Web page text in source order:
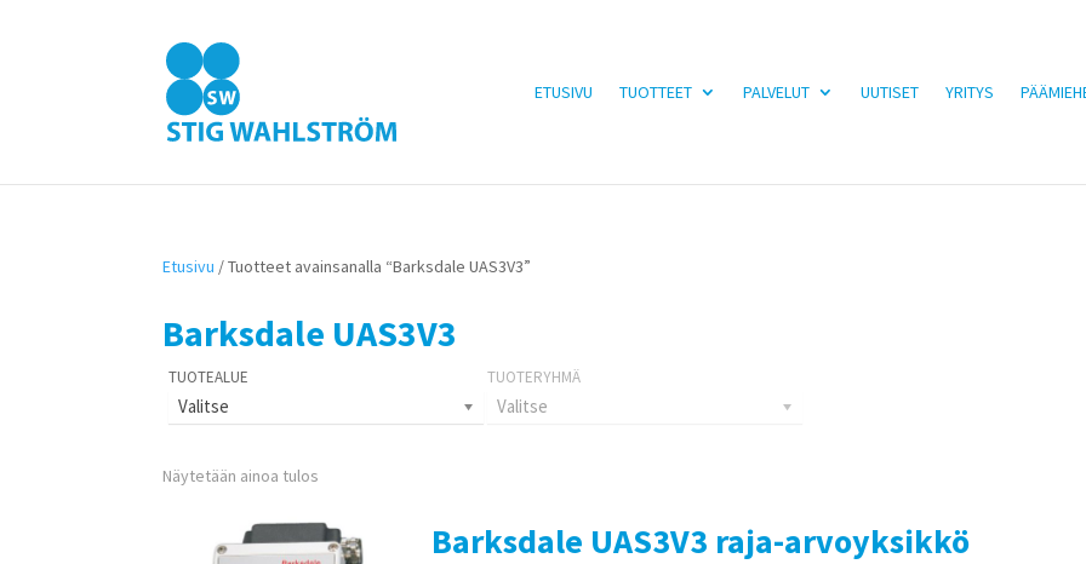
ETUSIVU TUOTTEET PALVELUT UUTISET YRITYS
Etusivu / Tuotteet avainsanalla “Barksdale UAS3V3”
Barksdale UAS3V3
Valitse Valitse
Näytetään ainoa tulos
Barksdale UAS3V3 raja-arvoyksikkö